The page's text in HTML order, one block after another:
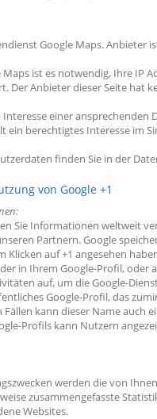
Google Maps. Anbieter
ist es notwendig, Ihre IP
Der Anbieter dieser Seite hat
einer
berechtigtes Interesse im
finden Sie in der
von Google +1
Sie Informationen weltweit
Partnern. Google
Klicken auf +1 angesehen
in Ihrem Google-Profil,
auf, um die Google-
Google-Profil, das
kann dieser Name
Profils kann Nutzern
werden die von
zusammengefasste
Websites.